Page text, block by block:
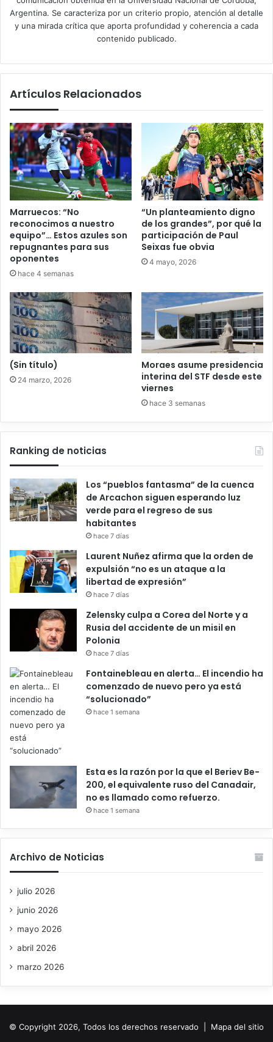
Argentina. Se caracteriza por un criterio propio, atención al detalle
y una mirada crítica que aporta profundidad y coherencia a cada
contenido publicado.
Artículos Relacionados
Marruecos: “No
reconocimos a nuestro
equipo”… Estos azules son
repugnantes para sus
oponentes
hace 4 semanas
“Un planteamiento digno
de los grandes”, por qué la
participación de Paul
Seixas fue obvia
4 mayo, 2026
(Sin título)
24 marzo, 2026
Moraes asume presidencia
interina del STF desde este
viernes
hace 3 semanas
Ranking de noticias
Los “pueblos fantasma” de la cuenca
de Arcachon siguen esperando luz
verde para el regreso de sus
habitantes
hace 7 días
Laurent Nuñez afirma que la orden de
expulsión “no es un ataque a la
libertad de expresión”
hace 7 días
Zelensky culpa a Corea del Norte y a
Rusia del accidente de un misil en
Polonia
hace 7 días
Fontainebleau en alerta… El incendio ha
comenzado de nuevo pero ya está
“solucionado”
hace 1 semana
Esta es la razón por la que el Beriev Be-
200, el equivalente ruso del Canadair,
no es llamado como refuerzo.
hace 1 semana
Archivo de Noticias
julio 2026
junio 2026
mayo 2026
abril 2026
marzo 2026
© Copyright 2026, Todos los derechos reservado | Mapa del sitio